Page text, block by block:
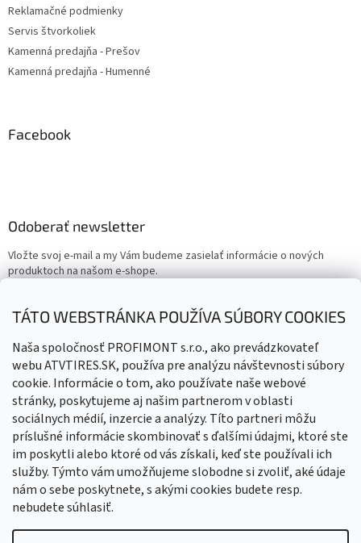
TÁTO WEBSTRÁNKA POUŽÍVA SÚBORY COOKIES
Naša spoločnosť PROFIMONT s.r.o., ako prevádzkovateľ
webu ATVTIRES.SK, používa pre analýzu návštevnosti súbory
cookie. Informácie o tom, ako používate naše webové
stránky, poskytujeme aj našim partnerom v oblasti
sociálnych médií, inzercie a analýzy. Títo partneri môžu
príslušné informácie skombinovať s ďalšími údajmi, ktoré ste
im poskytli alebo ktoré od vás získali, keď ste používali ich
služby. Týmto vám umožňujeme slobodne si zvoliť, aké údaje
nám o sebe poskytnete, s akými cookies budete resp.
nebudete súhlasiť.
Reklamačné podmienky
Servis štvorkoliek
Kamenná predajňa - Prešov
Kamenná predajňa - Humenné
Facebook
Odoberať newsletter
Vložte svoj e-mail a my Vám budeme zasielať informácie o nových
produktoch na našom e-shope.
Email
Vložením e-mailu súhlasíte spodmienkami ochrany osobných
údajov
PRIHLÁSIŤ SA